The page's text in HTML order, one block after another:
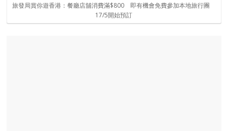
旅發局賞你遊香港：餐廳店舖消費滿$800 即有機會免費參加本地旅行團
17/5開始預訂